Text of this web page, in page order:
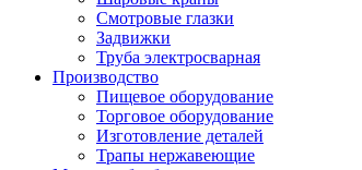
Смотровые глазки
Задвижки
Труба электросварная
Производство
Пищевое оборудование
Торговое оборудование
Изготовление деталей
Трапы нержавеющие